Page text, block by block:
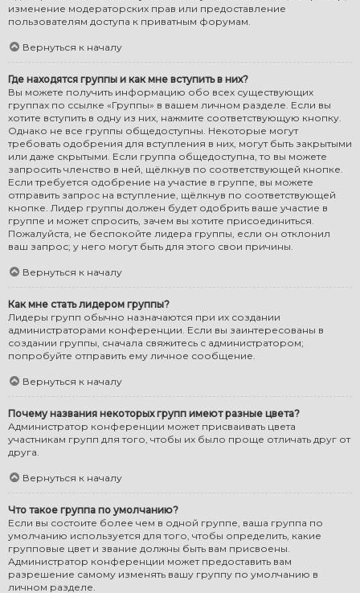
изменение модераторских прав или предоставление
пользователям доступа к приватным форумам.
Вернуться к началу
Где находятся группы и как мне вступить в них?
Вы можете получить информацию обо всех существующих
группах по ссылке «Группы» в вашем личном разделе. Если вы
хотите вступить в одну из них, нажмите соответствующую кнопку.
Однако не все группы общедоступны. Некоторые могут
требовать одобрения для вступления в них, могут быть закрытыми
или даже скрытыми. Если группа общедоступна, то вы можете
запросить членство в ней, щёлкнув по соответствующей кнопке.
Если требуется одобрение на участие в группе, вы можете
отправить запрос на вступление, щёлкнув по соответствующей
кнопке. Лидер группы должен будет одобрить ваше участие в
группе и может спросить, зачем вы хотите присоединиться.
Пожалуйста, не беспокойте лидера группы, если он отклонил
ваш запрос; у него могут быть для этого свои причины.
Вернуться к началу
Как мне стать лидером группы?
Лидеры групп обычно назначаются при их создании
администраторами конференции. Если вы заинтересованы в
создании группы, сначала свяжитесь с администратором;
попробуйте отправить ему личное сообщение.
Вернуться к началу
Почему названия некоторых групп имеют разные цвета?
Администратор конференции может присваивать цвета
участникам групп для того, чтобы их было проще отличать друг от
друга.
Вернуться к началу
Что такое группа по умолчанию?
Если вы состоите более чем в одной группе, ваша группа по
умолчанию используется для того, чтобы определить, какие
групповые цвет и звание должны быть вам присвоены.
Администратор конференции может предоставить вам
разрешение самому изменять вашу группу по умолчанию в
личном разделе.